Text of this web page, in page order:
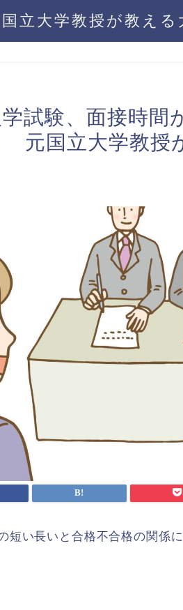
立大学教授が教え
試験、面接時間
元国立大学教授
短い長いと合格不合格の関係